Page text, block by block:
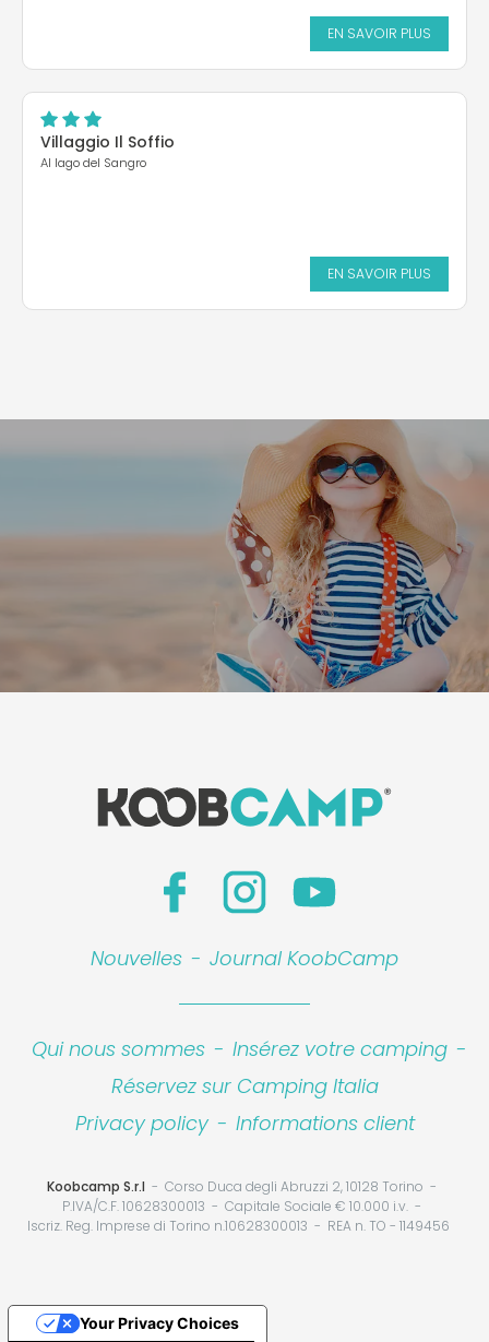
EN SAVOIR PLUS
Villaggio Il Soffio
Al lago del Sangro
EN SAVOIR PLUS
Nouvelles - Journal KoobCamp
Qui nous sommes - Insérez votre camping -
Réservez sur Camping Italia
Privacy policy - Informations client
Koobcamp S.r.l
Corso Duca degli Abruzzi 2, 10128 Torino
P.IVA/C.F. 10628300013
Capitale Sociale € 10.000 i.v.
Iscriz. Reg. Imprese di Torino n.10628300013
REA n. TO - 1149456
Your Privacy Choices